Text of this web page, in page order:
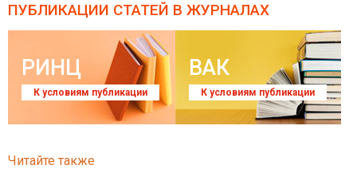
ПУБЛИКАЦИИ СТАТЕЙ В ЖУРНАЛАХ
РИНЦ
К условиям публикации
ВАК
К условиям публикации
Читайте также